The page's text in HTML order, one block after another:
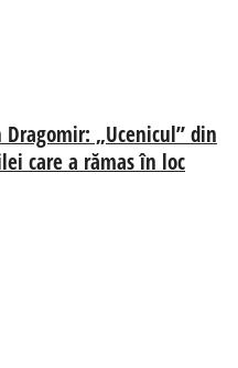
„Ucenicul” din
care a rămas în loc